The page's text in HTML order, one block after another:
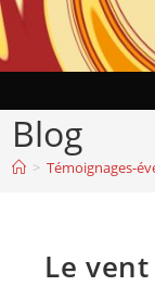
Skip
to
content
Blog
> Témoignages-
Le